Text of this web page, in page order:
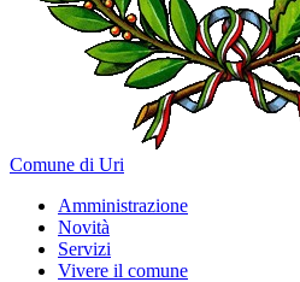
Comune di Uri
Amministrazione
Novità
Servizi
Vivere il comune